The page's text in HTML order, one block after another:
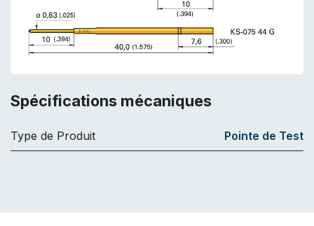
Spécifications mécaniques
Type de Produit Pointe de Test